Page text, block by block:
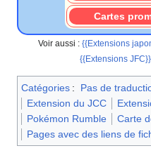
Cartes
Voir aussi : {{Extensions
{{Extensions JFC}}
Catégories :
Pas de
Extension du JCC
Pokémon Rumble
Carte
Pages avec des liens de